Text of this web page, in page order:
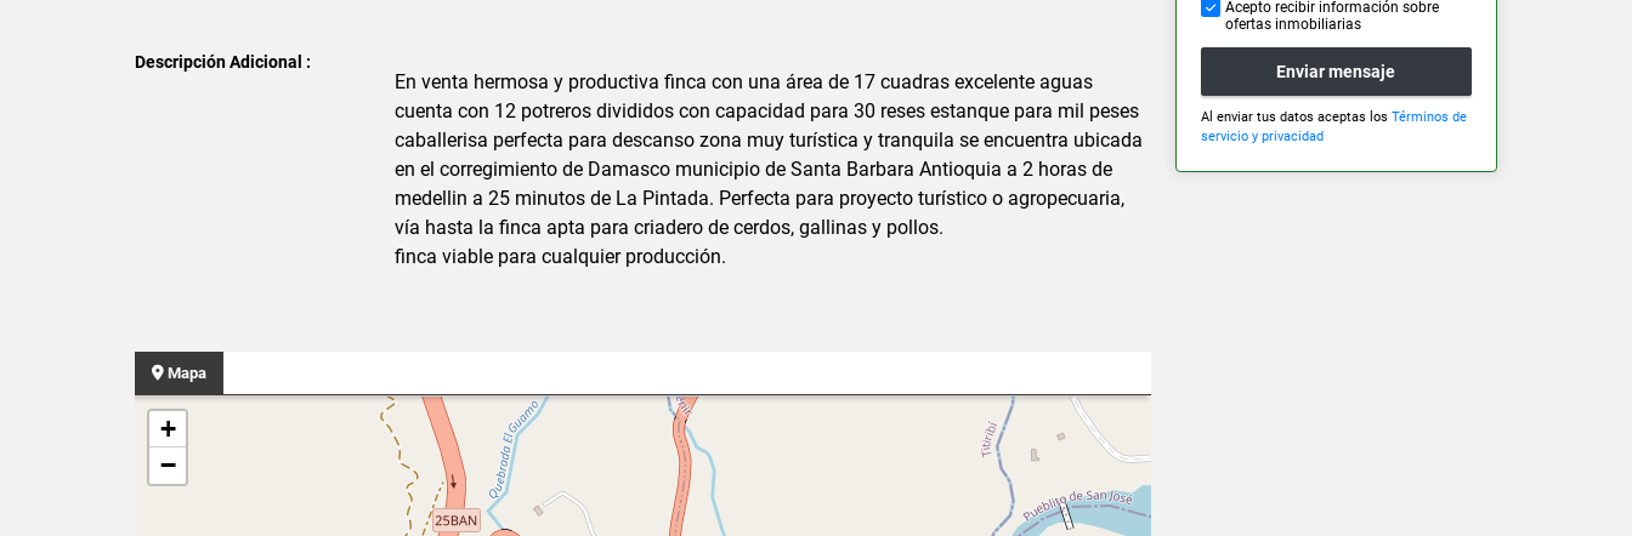
Descripción Adicional :
En venta hermosa y productiva finca con una área de 17 cuadras excelente aguas
cuenta con 12 potreros divididos con capacidad para 30 reses estanque para mil peses
caballerisa perfecta para descanso zona muy turística y tranquila se encuentra ubicada
en el corregimiento de Damasco municipio de Santa Barbara Antioquia a 2 horas de
medellin a 25 minutos de La Pintada. Perfecta para proyecto turístico o agropecuaria,
vía hasta la finca apta para criadero de cerdos, gallinas y pollos.
finca viable para cualquier producción.
Mapa
+
−
Acepto recibir información sobre
ofertas inmobiliarias
Enviar mensaje
Al enviar tus datos aceptas los Términos de
servicio y privacidad